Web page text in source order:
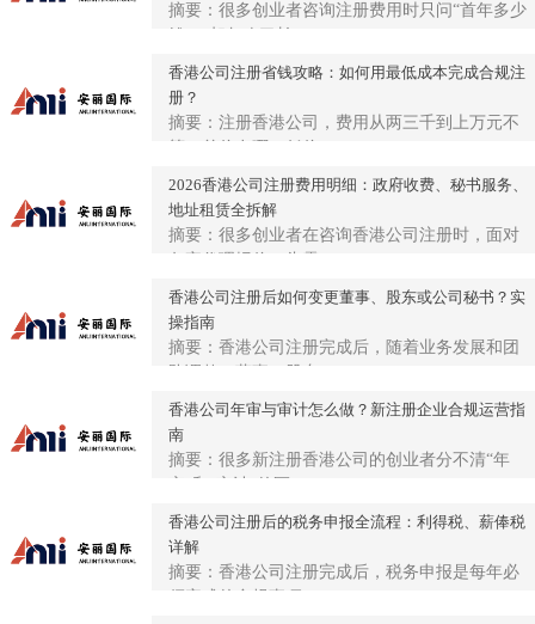
摘要：很多创业者咨询注册费用时只问“首年多少
香港公司注册省钱攻略：如何用最低成本完成合规注
册？
摘要：注册香港公司，费用从两三千到上万元不
2026香港公司注册费用明细：政府收费、秘书服务、
地址租赁全拆解
摘要：很多创业者在咨询香港公司注册时，面对
香港公司注册后如何变更董事、股东或公司秘书？实
操指南
摘要：香港公司注册完成后，随着业务发展和团
香港公司年审与审计怎么做？新注册企业合规运营指
南
摘要：很多新注册香港公司的创业者分不清“年
香港公司注册后的税务申报全流程：利得税、薪俸税
详解
摘要：香港公司注册完成后，税务申报是每年必